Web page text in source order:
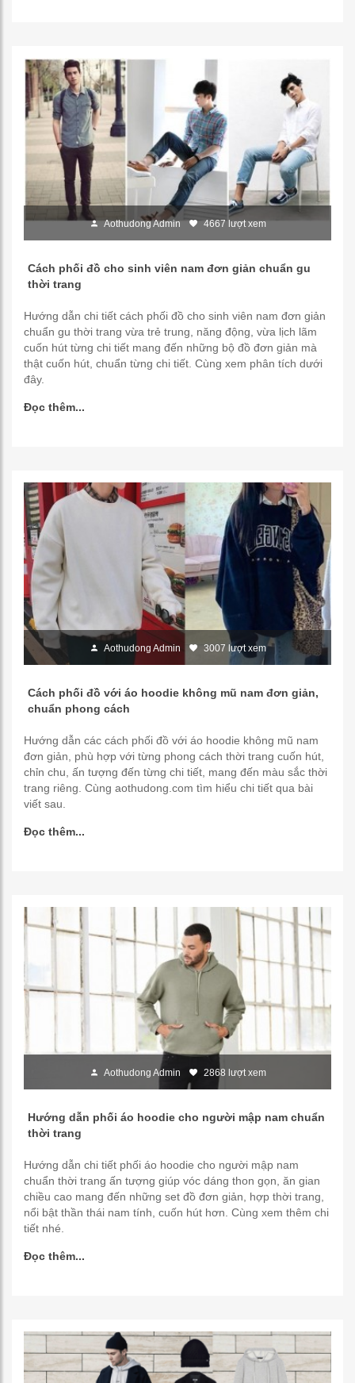
Aothudong Admin 4667 lượt xem
Cách phối đồ cho sinh viên nam đơn giản chuẩn gu
thời trang
Hướng dẫn chi tiết cách phối đồ cho sinh viên nam đơn giản
chuẩn gu thời trang vừa trẻ trung, năng động, vừa lịch lãm
cuốn hút từng chi tiết mang đến những bộ đồ đơn giản mà
thật cuốn hút, chuẩn từng chi tiết. Cùng xem phân tích dưới
đây.
Đọc thêm...
Aothudong Admin 3007 lượt xem
Cách phối đồ với áo hoodie không mũ nam đơn giản,
chuẩn phong cách
Hướng dẫn các cách phối đồ với áo hoodie không mũ nam
đơn giản, phù hợp với từng phong cách thời trang cuốn hút,
chỉn chu, ấn tượng đến từng chi tiết, mang đến màu sắc thời
trang riêng. Cùng aothudong.com tìm hiểu chi tiết qua bài
viết sau.
Đọc thêm...
Aothudong Admin 2868 lượt xem
Hướng dẫn phối áo hoodie cho người mập nam chuẩn
thời trang
Hướng dẫn chi tiết phối áo hoodie cho người mập nam
chuẩn thời trang ấn tượng giúp vóc dáng thon gọn, ăn gian
chiều cao mang đến những set đồ đơn giản, hợp thời trang,
nổi bật thần thái nam tính, cuốn hút hơn. Cùng xem thêm chi
tiết nhé.
Đọc thêm...